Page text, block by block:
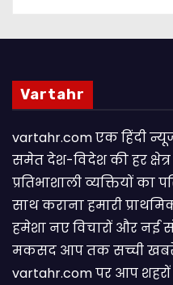
Vartahr
vartahr.com एक हिंदी
समेत देश-विदेश की हर
प्रतिभाशाली व्यक्तियों
साथ कराना हमारी
हमेशा नए विचारों और नई
मकसद आप तक सच्ची खबरें
vartahr.com पर आप